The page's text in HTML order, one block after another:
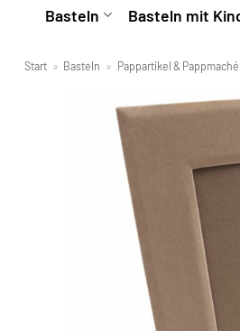
Basteln Basteln mit
Start » Basteln » Pappartikel & Pappmaché